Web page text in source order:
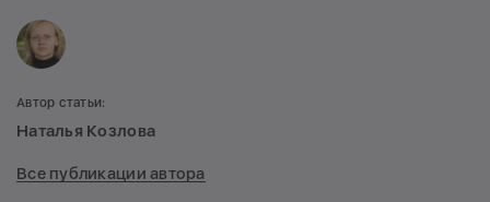
Автор статьи:
Наталья Козлова
Все публикации автора